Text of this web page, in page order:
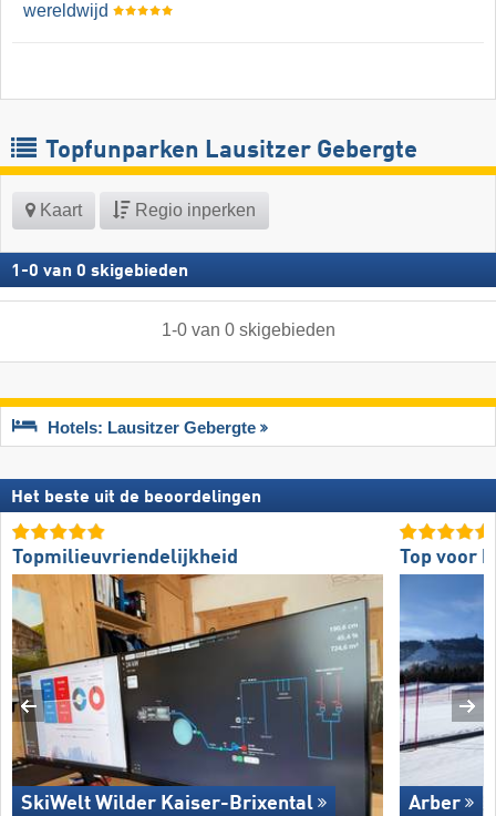
wereldwijd
Topfunparken Lausitzer Gebergte
Kaart Regio inperken
1 -0 van 0 skigebieden
1-0van 0 skigebieden
Hotels: Lausitzer Gebergte
Het beste uit de beoordelingen
Topmilieuvriendelijkheid
SkiWelt Wilder Kaiser-Brixental
Top voor
Arber